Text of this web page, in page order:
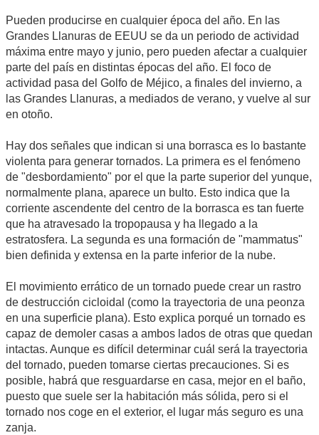
Pueden producirse en cualquier época del año. En las
Grandes Llanuras de EEUU se da un periodo de actividad
máxima entre mayo y junio, pero pueden afectar a cualquier
parte del país en distintas épocas del año. El foco de
actividad pasa del Golfo de Méjico, a finales del invierno, a
las Grandes Llanuras, a mediados de verano, y vuelve al sur
en otoño.
Hay dos señales que indican si una borrasca es lo bastante
violenta para generar tornados. La primera es el fenómeno
de "desbordamiento" por el que la parte superior del yunque,
normalmente plana, aparece un bulto. Esto indica que la
corriente ascendente del centro de la borrasca es tan fuerte
que ha atravesado la tropopausa y ha llegado a la
estratosfera. La segunda es una formación de "mammatus"
bien definida y extensa en la parte inferior de la nube.
El movimiento errático de un tornado puede crear un rastro
de destrucción cicloidal (como la trayectoria de una peonza
en una superficie plana). Esto explica porqué un tornado es
capaz de demoler casas a ambos lados de otras que quedan
intactas. Aunque es difícil determinar cuál será la trayectoria
del tornado, pueden tomarse ciertas precauciones. Si es
posible, habrá que resguardarse en casa, mejor en el baño,
puesto que suele ser la habitación más sólida, pero si el
tornado nos coge en el exterior, el lugar más seguro es una
zanja.